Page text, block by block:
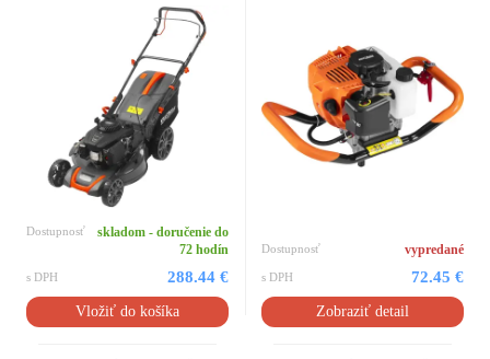
Dostupnosť
skladom - doručenie do
72 hodín
s DPH 288.44 €
Vložiť do košíka
Dostupnosť vypredané
s DPH 72.45 €
Zobraziť detail